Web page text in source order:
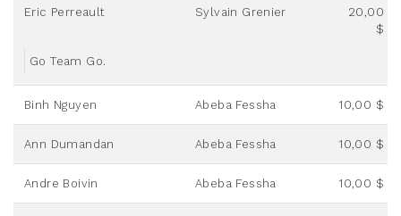
Eric Perreault Sylvain Grenier
20,00
$
Go Team Go.
Binh Nguyen Abeba Fessha 10,00 $
Ann Dumandan Abeba Fessha 10,00 $
Andre Boivin Abeba Fessha 10,00 $